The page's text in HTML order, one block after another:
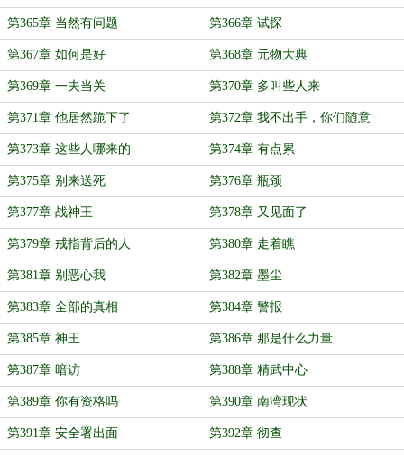
第365章 当然有问题 第366章 试探
第367章 如何是好 第368章 元物大典
第369章 一夫当关 第370章 多叫些人来
第371章 他居然跪下了 第372章 我不出手，你们随意
第373章 这些人哪来的 第374章 有点累
第375章 别来送死 第376章 瓶颈
第377章 战神王 第378章 又见面了
第379章 戒指背后的人 第380章 走着瞧
第381章 别恶心我 第382章 墨尘
第383章 全部的真相 第384章 警报
第385章 神王 第386章 那是什么力量
第387章 暗访 第388章 精武中心
第389章 你有资格吗 第390章 南湾现状
第391章 安全署出面 第392章 彻查